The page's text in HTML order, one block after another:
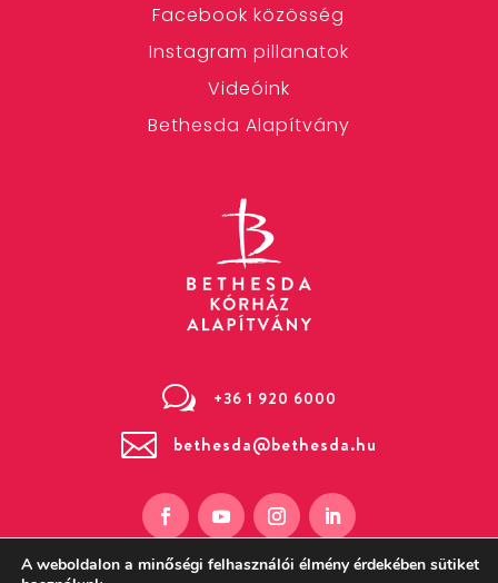
Facebook közösség
Instagram pillanatok
Videóink
Bethesda Alapítvány
w +36 1 920 6000
 bethesda@bethesda.hu
A weboldalon a minőségi felhasználói élmény érdekében sütiket